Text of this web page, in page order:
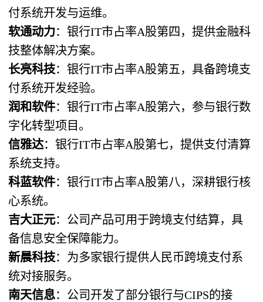
付系统开发与运维。
软通动力：银行IT市占率A股第四，提供金融科
技整体解决方案。
长亮科技：银行IT市占率A股第五，具备跨境支
付系统开发经验。
润和软件：银行IT市占率A股第六，参与银行数
字化转型项目。
信雅达：银行IT市占率A股第七，提供支付清算
系统支持。
科蓝软件：银行IT市占率A股第八，深耕银行核
心系统。
吉大正元：公司产品可用于跨境支付结算，具
备信息安全保障能力。
新晨科技：为多家银行提供人民币跨境支付系
统对接服务。
南天信息：公司开发了部分银行与CIPS的接